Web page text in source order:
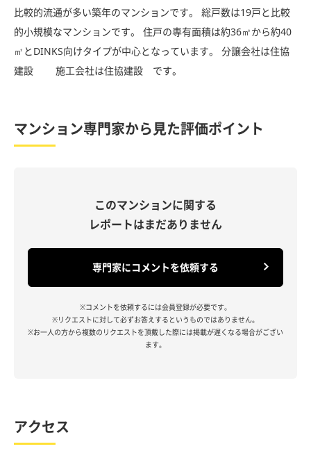
比較的流通が多い築年のマンションです。 総戸数は19戸と比較
的小規模なマンションです。 住戸の専有面積は約36㎡から約40
㎡とDINKS向けタイプが中心となっています。 分譲会社は住協
建設 施工会社は住協建設 です。
マンション専門家から見た評価ポイント
このマンションに関する
レポートはまだありません
専門家にコメントを依頼する
※コメントを依頼するには会員登録が必要です。
※リクエストに対して必ずお答えするというものではありません。
※お一人の方から複数のリクエストを頂戴した際には掲載が遅くなる場合がござい
ます。
アクセス